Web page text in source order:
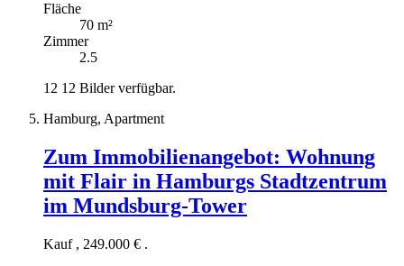
Fläche
70 m²
Zimmer
2.5
12 12 Bilder verfügbar.
Hamburg, Apartment
Zum Immobilienangebot: Wohnung
mit Flair in Hamburgs Stadtzentrum
im Mundsburg-Tower
Kauf , 249.000 € .